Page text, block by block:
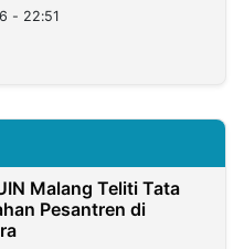
- 22:51
Malang Teliti Tata
Pesantren di